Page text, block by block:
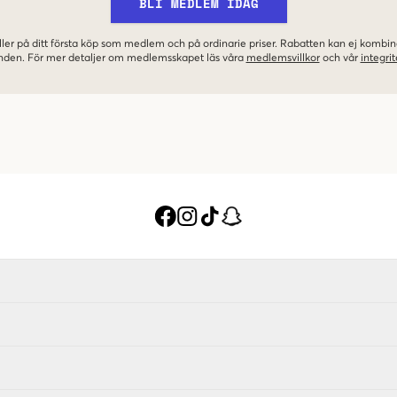
på ditt första köp som medlem och på ordinarie priser. Rabatten kan ej
För mer detaljer om medlemsskapet läs våra medlemsvillkor och vår